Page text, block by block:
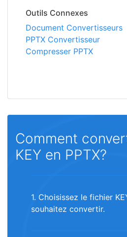
Outils Connexes
Document Convertisseurs
PPTX Convertisseur
Compresser PPTX
Comment
KEY en PPTX?
1. Choisissez le fichier
souhaitez convertir.